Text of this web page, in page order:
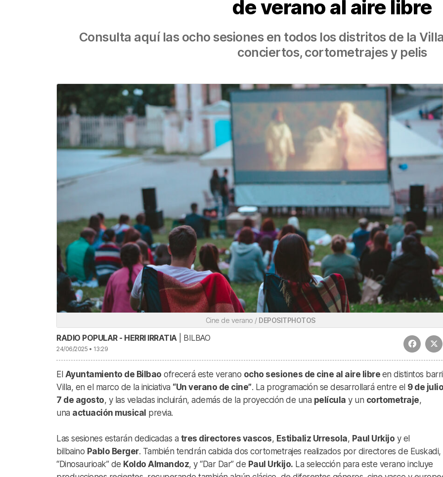
de verano al aire libre
Consulta aquí las ocho sesiones en todos los distritos de la
conciertos, cortometrajes y pelis
Cine de verano / DEPOSITPHOTOS
RADIO POPULAR - HERRI IRRATIA| BILBAO
24/06/2025 • 13:29
El Ayuntamiento de Bilbao ofrecerá este verano ocho sesiones de cine al aire libre en distintos
Villa, en el marco de la iniciativa “Un verano de cine”. La programación se desarrollará entre el 9 de
7 de agosto, y las veladas incluirán, además de la proyección de una película y un cortometraje,
una actuación musical previa.
Las sesiones estarán dedicadas a tres directores vascos, Estibaliz Urresola, Paul Urkijo y el
bilbaino Pablo Berger. También tendrán cabida dos cortometrajes realizados por directores de Euskadi,
“Dinosaurioak” de Koldo Almandoz, y “Dar Dar” de Paul Urkijo. La selección para este verano incluye